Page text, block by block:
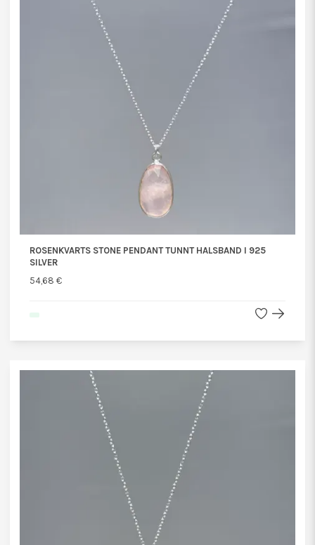
ROSENKVARTS STONE PENDANT TUNNT HALSBAND I 925
SILVER
54,68 €